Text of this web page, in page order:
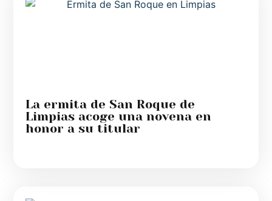
La ermita de San Roque de
Limpias acoge una novena en
honor a su titular